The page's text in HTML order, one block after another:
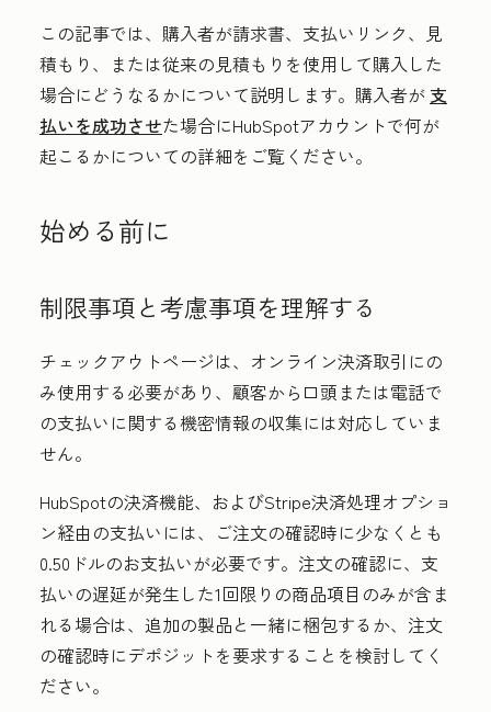
この記事では、購入者が請求書、支払いリンク、見
積もり、または従来の見積もりを使用して購入した
場合にどうなるかについて説明します。購入者が 支
払いを成功させた場合にHubSpotアカウントで何が
起こるかについての詳細をご覧ください。
始める前に
制限事項と考慮事項を理解する
チェックアウトページは、オンライン決済取引にの
み使用する必要があり、顧客から口頭または電話で
の支払いに関する機密情報の収集には対応していま
せん。
HubSpotの決済機能、およびStripe決済処理オプショ
ン経由の支払いには、ご注文の確認時に少なくとも
0.50ドルのお支払いが必要です。注文の確認に、支
払いの遅延が発生した1回限りの商品項目のみが含ま
れる場合は、追加の製品と一緒に梱包するか、注文
の確認時にデポジットを要求することを検討してく
ださい。